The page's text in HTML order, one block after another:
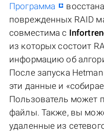
Программа
поврежденных RAID
совместима с
из которых состоит
информацию об
После запуска
эти данные и
Пользователь может
файлы. Также, вы
удаленные из